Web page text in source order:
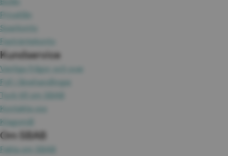
Privatlån
Sparkonto
Fasträntekonto
Kundservice
Vanliga frågor och svar
Fyll i lånehandlingar
Tyck till om SBAB
Kontakta oss
Klagomål
Om SBAB
Fakta om SBAB